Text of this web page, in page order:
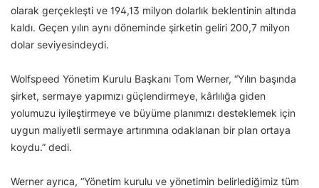
olarak gerçekleşti ve 194,13 milyon dolarlık beklentinin altında
kaldı. Geçen yılın aynı döneminde şirketin geliri 200,7 milyon
dolar seviyesindeydi.
Wolfspeed Yönetim Kurulu Başkanı Tom Werner, “Yılın başında
şirket, sermaye yapımızı güçlendirmeye, kârlılığa giden
yolumuzu iyileştirmeye ve büyüme planımızı desteklemek için
uygun maliyetli sermaye artırımına odaklanan bir plan ortaya
koydu.” dedi.
Werner ayrıca, “Yönetim kurulu ve yönetimin belirlediğimiz tüm